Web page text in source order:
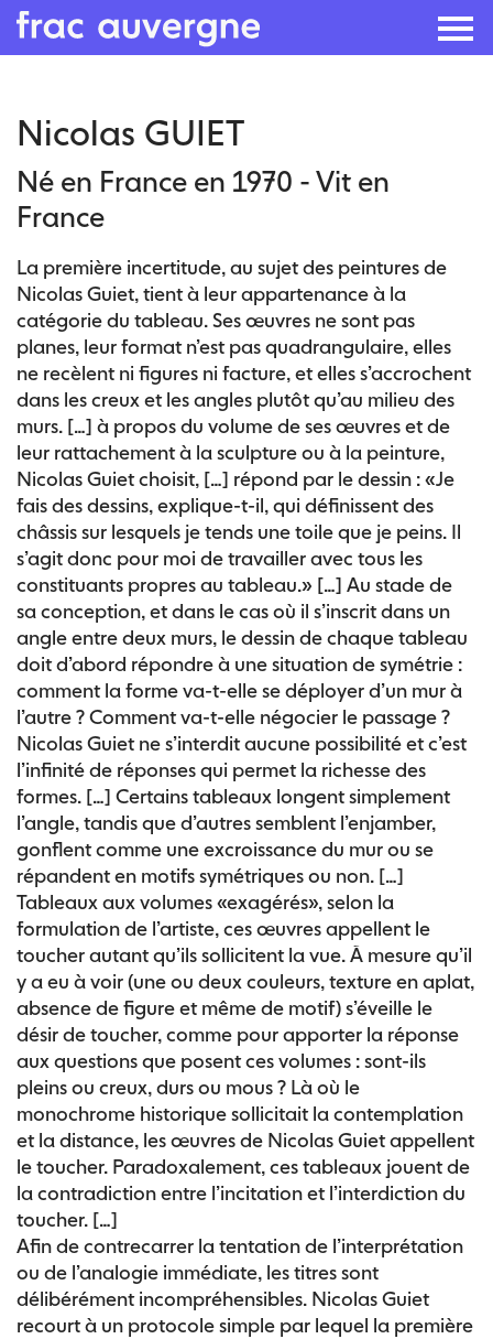
content
Nicolas GUIET
Né en France en 1970 - Vit en
France
La première incertitude, au sujet des peintures de
Nicolas Guiet, tient à leur appartenance à la
catégorie du tableau. Ses œuvres ne sont pas
planes, leur format n’est pas quadrangulaire, elles
ne recèlent ni figures ni facture, et elles s’accrochent
dans les creux et les angles plutôt qu’au milieu des
murs. […] à propos du volume de ses œuvres et de
leur rattachement à la sculpture ou à la peinture,
Nicolas Guiet choisit, […] répond par le dessin : «Je
fais des dessins, explique-t-il, qui définissent des
châssis sur lesquels je tends une toile que je peins. Il
s’agit donc pour moi de travailler avec tous les
constituants propres au tableau.» […] Au stade de
sa conception, et dans le cas où il s’inscrit dans un
angle entre deux murs, le dessin de chaque tableau
doit d’abord répondre à une situation de symétrie :
comment la forme va-t-elle se déployer d’un mur à
l’autre ? Comment va-t-elle négocier le passage ?
Nicolas Guiet ne s’interdit aucune possibilité et c’est
l’infinité de réponses qui permet la richesse des
formes. […] Certains tableaux longent simplement
l’angle, tandis que d’autres semblent l’enjamber,
gonflent comme une excroissance du mur ou se
répandent en motifs symétriques ou non. […]
Tableaux aux volumes «exagérés», selon la
formulation de l’artiste, ces œuvres appellent le
toucher autant qu’ils sollicitent la vue. À mesure qu’il
y a eu à voir (une ou deux couleurs, texture en aplat,
absence de figure et même de motif) s’éveille le
désir de toucher, comme pour apporter la réponse
aux questions que posent ces volumes : sont-ils
pleins ou creux, durs ou mous ? Là où le
monochrome historique sollicitait la contemplation
et la distance, les œuvres de Nicolas Guiet appellent
le toucher. Paradoxalement, ces tableaux jouent de
la contradiction entre l’incitation et l’interdiction du
toucher. […]
Afin de contrecarrer la tentation de l’interprétation
ou de l’analogie immédiate, les titres sont
délibérément incompréhensibles. Nicolas Guiet
recourt à un protocole simple par lequel la première